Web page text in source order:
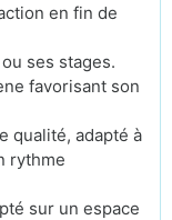
en fin de
ses stages.
favorisant son
qualité, adapté à
rythme
sur un espace